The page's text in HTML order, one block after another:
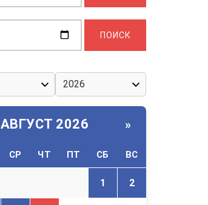
АВГУСТ 2026 »
СР ЧТ ПТ СБ ВС
1 2